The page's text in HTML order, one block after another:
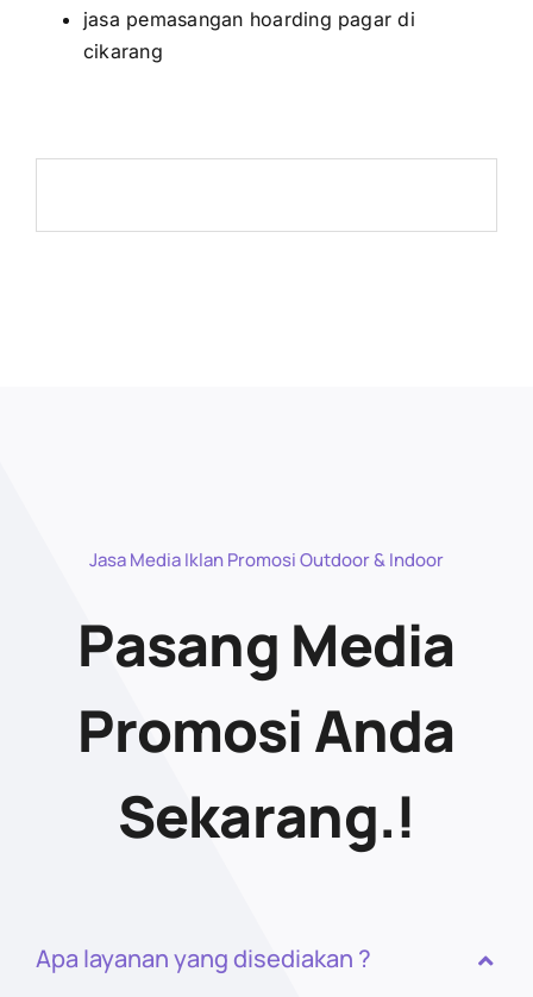
jasa pemasangan hoarding pagar di
cikarang
Jasa Media Iklan Promosi Outdoor & Indoor
Pasang Media
Promosi Anda
Sekarang.!
Apa layanan yang disediakan ?